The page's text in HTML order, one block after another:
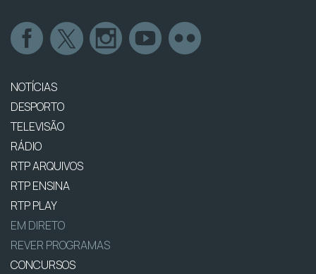
NOTÍCIAS
DESPORTO
TELEVISÃO
RÁDIO
RTP ARQUIVOS
RTP ENSINA
RTP PLAY
EM DIRETO
REVER PROGRAMAS
CONCURSOS